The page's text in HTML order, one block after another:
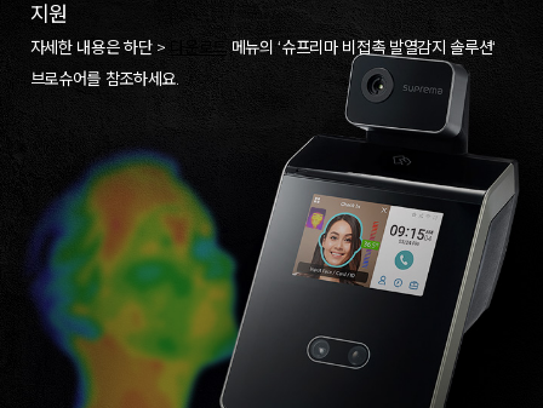
지원
자세한 내용은 하단 > 다운로드메뉴의 ‘슈프리마 비접촉 발열감지 솔루션‘
브로슈어를 참조하세요.